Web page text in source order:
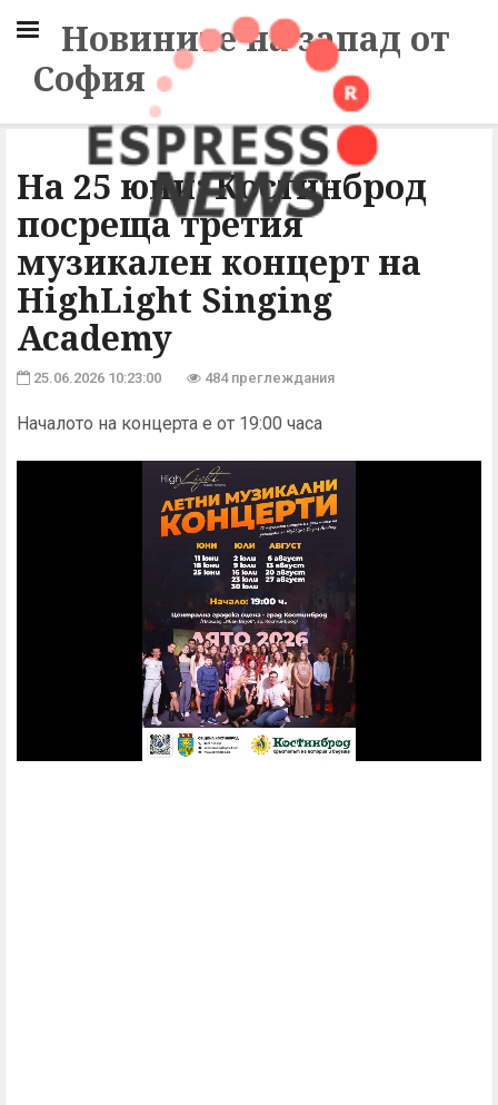
Новините на запад от
София
На 25 юни: Костинброд
посреща третия
музикален концерт на
HighLight Singing
Academy
25.06.2026 10:23:00 484 преглеждания
Началото на концерта е от 19:00 часа